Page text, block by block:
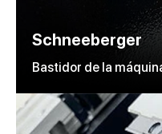
Schneeberger
Bastidor de la